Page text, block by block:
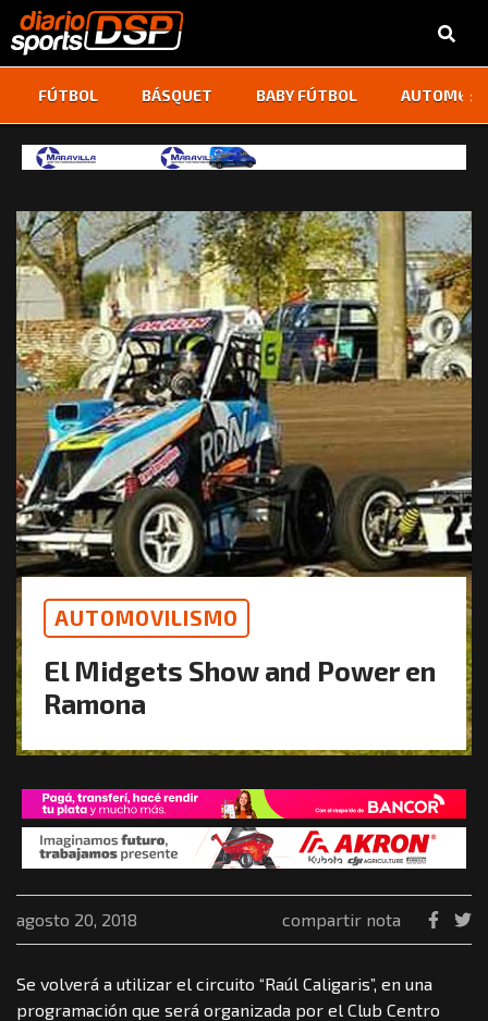
FÚTBOL BÁSQUET BABY FÚTBOL ‹ ›
AUTOMOVILISMO
El Midgets Show and Power en
Ramona
agosto 20, 2018 compartir nota
Se volverá a utilizar el circuito “Raúl Caligaris”, en una
programación que será organizada por el Club Centro